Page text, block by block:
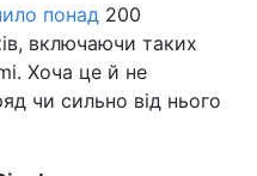
Туризм
Погода
понад 200
включаючи таких
Хоча це й не
чи сильно від нього